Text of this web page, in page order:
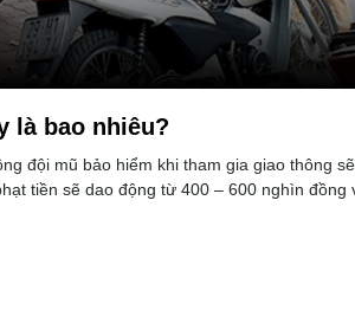
là bao nhiêu?
đội mũ bảo hiểm khi tham gia giao thông
tiền sẽ dao động từ 400 – 600 nghìn đồng